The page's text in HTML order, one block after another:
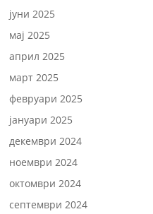
јуни 2025
мај 2025
април 2025
март 2025
февруари 2025
јануари 2025
декември 2024
ноември 2024
октомври 2024
септември 2024